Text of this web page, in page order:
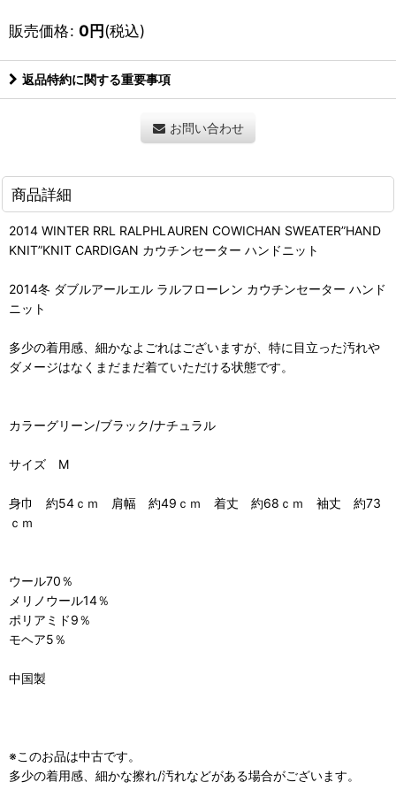
販売価格: 0円(税込)
返品特約に関する重要事項
お問い合わせ
商品詳細
2014 WINTER RRL RALPHLAUREN COWICHAN SWEATER”HAND
KNIT”KNIT CARDIGAN カウチンセーター ハンドニット
2014冬 ダブルアールエル ラルフローレン カウチンセーター ハンド
ニット
多少の着用感、細かなよごれはございますが、特に目立った汚れや
ダメージはなくまだまだ着ていただける状態です。
カラーグリーン/ブラック/ナチュラル
サイズ M
身巾 約54ｃｍ 肩幅 約49ｃｍ 着丈 約68ｃｍ 袖丈 約73
ｃｍ
ウール70％
メリノウール14％
ポリアミド9％
モヘア5％
中国製
※このお品は中古です。
多少の着用感、細かな擦れ/汚れなどがある場合がございます。